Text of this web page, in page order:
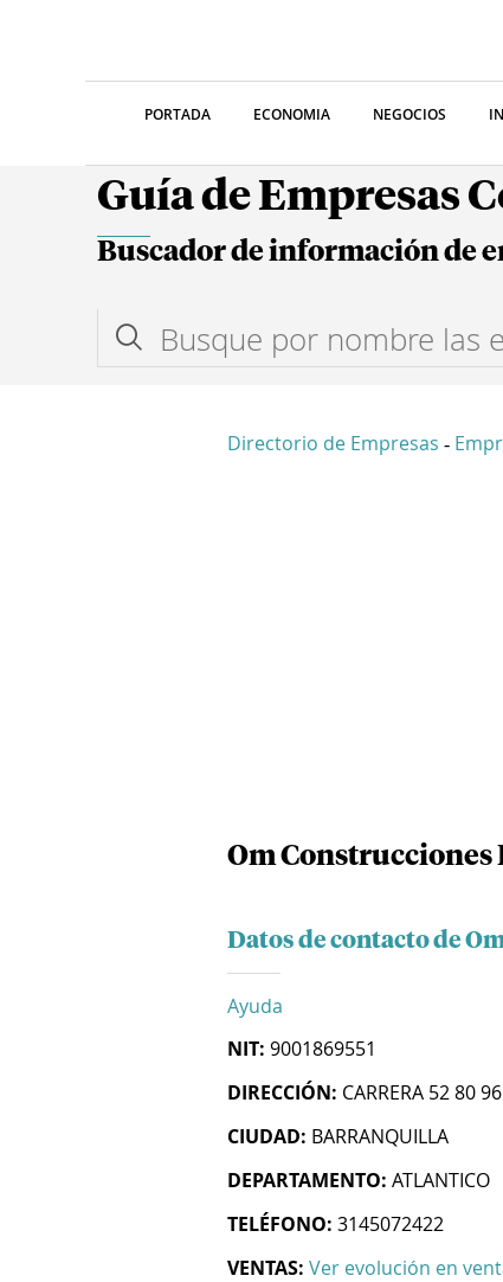
PORTADA ECONOMIA NEGOCIOS
Guía de Empresas
Buscador de información de
Directorio de Empresas -
Om Construcciones
Datos de contacto de
Ayuda
NIT: 9001869551
DIRECCIÓN: CARRERA 52 80
CIUDAD: BARRANQUILLA
DEPARTAMENTO: ATLANTICO
TELÉFONO: 3145072422
VENTAS: Ver evolución en